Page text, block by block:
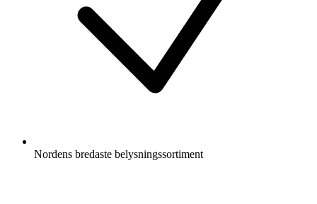
Nordens bredaste belysningssortiment